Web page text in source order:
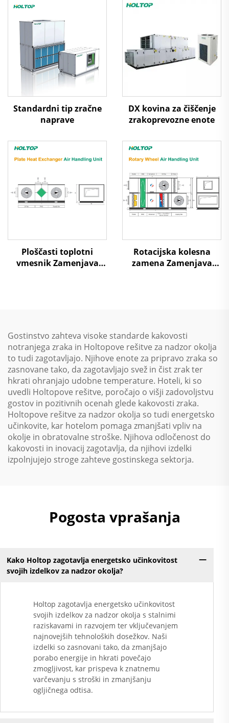
Standardni tip zračne
naprave
DX kovina za čiščenje
zrakoprevozne enote
Ploščasti toplotni
vmesnik Zamenjava
Rotacijska kolesna
zamena Zamenjava
Gostinstvo zahteva visoke standarde kakovosti
notranjega zraka in Holtopove rešitve za nadzor okolja
to tudi zagotavljajo. Njihove enote za pripravo zraka so
zasnovane tako, da zagotavljajo svež in čist zrak ter
hkrati ohranjajo udobne temperature. Hoteli, ki so
uvedli Holtopove rešitve, poročajo o višji zadovoljstvu
gostov in pozitivnih ocenah glede kakovosti zraka.
Holtopove rešitve za nadzor okolja so tudi energetsko
učinkovite, kar hotelom pomaga zmanjšati vpliv na
okolje in obratovalne stroške. Njihova odločenost do
kakovosti in inovacij zagotavlja, da njihovi izdelki
izpolnjujejo stroge zahteve gostinskega sektorja.
Pogosta vprašanja
Kako Holtop zagotavlja energetsko učinkovitost
svojih izdelkov za nadzor okolja?
Holtop zagotavlja energetsko učinkovitost
svojih izdelkov za nadzor okolja s stalnimi
raziskavami in razvojem ter vključevanjem
najnovejših tehnoloških dosežkov. Naši
izdelki so zasnovani tako, da zmanjšajo
porabo energije in hkrati povečajo
zmogljivost, kar prispeva k znatnemu
varčevanju s stroški in zmanjšanju
ogljičnega odtisa.